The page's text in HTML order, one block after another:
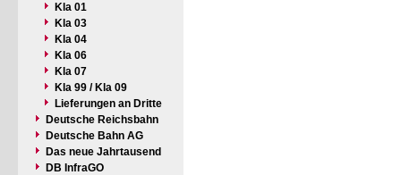
Kla 01
Kla 03
Kla 04
Kla 06
Kla 07
Kla 99 / Kla 09
Lieferungen an Dritte
Deutsche Reichsbahn
Deutsche Bahn AG
Das neue Jahrtausend
DB InfraGO